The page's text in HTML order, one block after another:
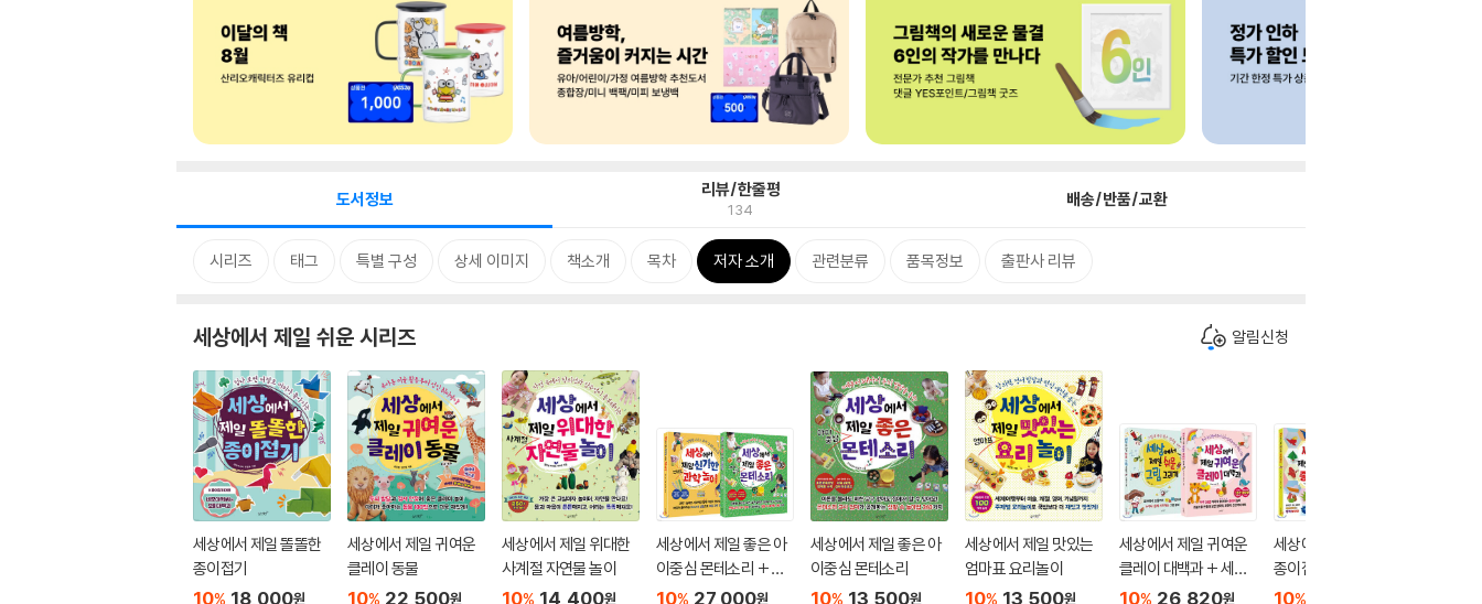
도서정보 리뷰/한줄평
134 배송/반품/교환
시리즈 태그 특별 구성 상세 이미지 책소개 목차 저자 소개 관련분류 품목정보 출판사 리뷰
세상에서 제일 쉬운 시리즈 알림신청
세상에서 제일 똘똘한
종이접기
10% 18,000원
세상에서 제일 귀여운
클레이 동물
10% 22,500원
세상에서 제일 위대한
사계절 자연물 놀이
10% 14,400원
세상에서 제일 좋은 아
이중심 몬테소리 + 세
상에서 제일 신기한 엄
10% 27,000원
세상에서 제일 좋은 아
이중심 몬테소리
10% 13,500원
세상에서 제일 맛있는
엄마표 요리놀이
10% 13,500원
세상에서 제일 귀여운
클레이 대백과 + 세상
에서 제일 쉬운 그림 그
10% 26,820원
세상에서 제일 재밌는
종이접기 + 세상에서
제일 귀여운 클레이 대
10%